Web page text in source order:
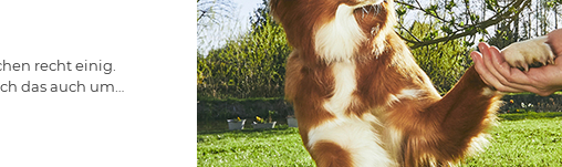
recht einig.
das auch um…